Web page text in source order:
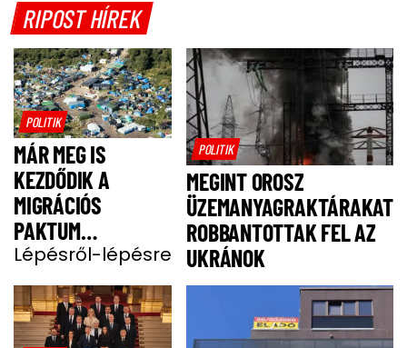
RIPOST HÍREK
POLITIK
MÁR MEG IS
KEZDŐDIK A
MIGRÁCIÓS
PAKTUM
BEVEZETÉSE
Lépésről-lépésre
POLITIK
MEGINT OROSZ
ÜZEMANYAGRAKTÁRAKAT
ROBBANTOTTAK FEL AZ
UKRÁNOK